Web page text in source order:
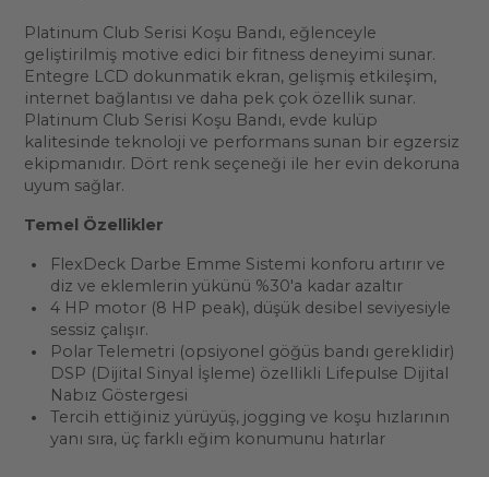
Platinum Club Serisi Koşu Bandı, eğlenceyle
geliştirilmiş motive edici bir fitness deneyimi sunar.
Entegre LCD dokunmatik ekran, gelişmiş etkileşim,
internet bağlantısı ve daha pek çok özellik sunar.
Platinum Club Serisi Koşu Bandı, evde kulüp
kalitesinde teknoloji ve performans sunan bir egzersiz
ekipmanıdır. Dört renk seçeneği ile her evin dekoruna
uyum sağlar.
Temel Özellikler
FlexDeck Darbe Emme Sistemi konforu artırır ve
diz ve eklemlerin yükünü %30'a kadar azaltır
4 HP motor (8 HP peak), düşük desibel seviyesiyle
sessiz çalışır.
Polar Telemetri (opsiyonel göğüs bandı gereklidir)
DSP (Dijital Sinyal İşleme) özellikli Lifepulse Dijital
Nabız Göstergesi
Tercih ettiğiniz yürüyüş, jogging ve koşu hızlarının
yanı sıra, üç farklı eğim konumunu hatırlar